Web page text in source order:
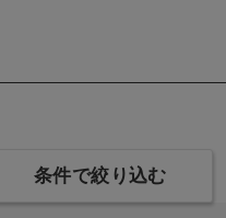
条件で絞り込む